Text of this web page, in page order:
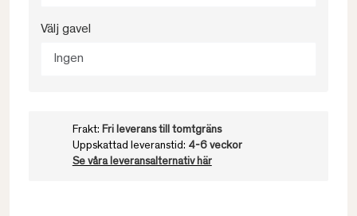
Välj gavel
Ingen
Frakt: Fri leverans till tomtgräns
Uppskattad leveranstid: 4-6 veckor
Se våra leveransalternativ här